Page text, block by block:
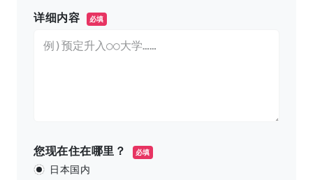
详细内容 必填
您现在住在哪里？ 必填
日本国内